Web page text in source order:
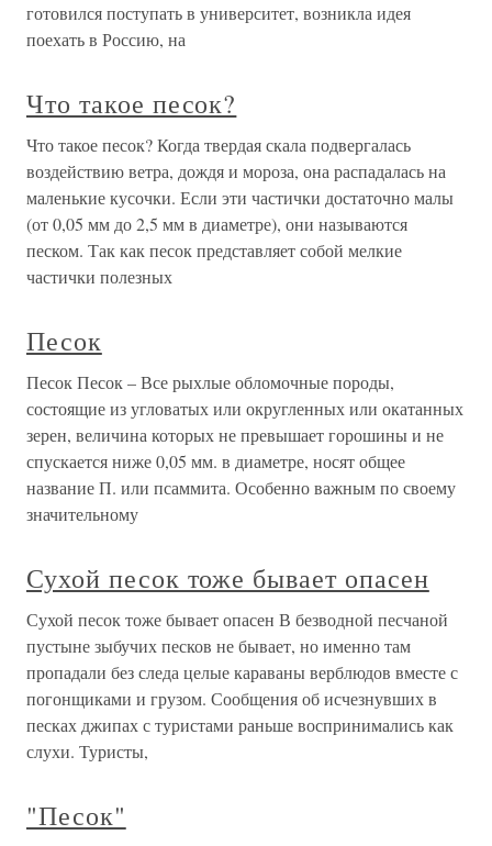
готовился поступать в университет, возникла идея
поехать в Россию, на
Что такое песок?
Что такое песок? Когда твердая скала подвергалась
воздействию ветра, дождя и мороза, она распадалась на
маленькие кусочки. Если эти частички достаточно малы
(от 0,05 мм до 2,5 мм в диаметре), они называются
песком. Так как песок представляет собой мелкие
частички полезных
Песок
Песок Песок – Все рыхлые обломочные породы,
состоящие из угловатых или округленных или окатанных
зерен, величина которых не превышает горошины и не
спускается ниже 0,05 мм. в диаметре, носят общее
название П. или псаммита. Особенно важным по своему
значительному
Сухой песок тоже бывает опасен
Сухой песок тоже бывает опасен В безводной песчаной
пустыне зыбучих песков не бывает, но именно там
пропадали без следа целые караваны верблюдов вместе с
погонщиками и грузом. Сообщения об исчезнувших в
песках джипах с туристами раньше воспринимались как
слухи. Туристы,
"Песок"